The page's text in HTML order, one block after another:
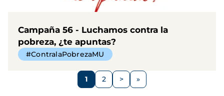
Campaña 56 - Luchamos contra la
pobreza, ¿te apuntas?
#ContralaPobrezaMU
Página
1 Página
2
Siguiente
>